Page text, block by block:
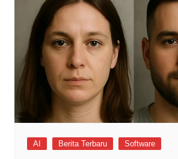
AI Berita Terbaru Software